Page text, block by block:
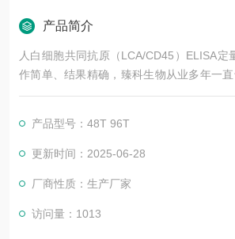
产品简介
人白细胞共同抗原（LCA/CD45）ELISA定
作简单、结果精确，臻科生物从业多年一直
术的积累与发展，以其优质的产品质量与
单位保持良好的合作关系，共同努力合作共
产品型号：48T 96T
更新时间：2025-06-28
厂商性质：生产厂家
访问量：1013